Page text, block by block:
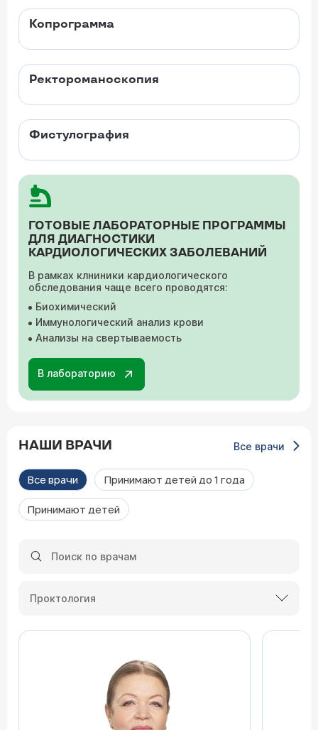
Копрограмма
Ректороманоскопия
Фистулография
ГОТОВЫЕ ЛАБОРАТОРНЫЕ ПРОГРАММЫ
ДЛЯ ДИАГНОСТИКИ
КАРДИОЛОГИЧЕСКИХ ЗАБОЛЕВАНИЙ
В рамках клниники кардиологического
обследования чаще всего проводятся:
Биохимический
Иммунологический анализ крови
Анализы на свертываемость
В лабораторию
НАШИ ВРАЧИ Все врачи
Все врачи Принимают детей до 1 года
Принимают детей
Проктология